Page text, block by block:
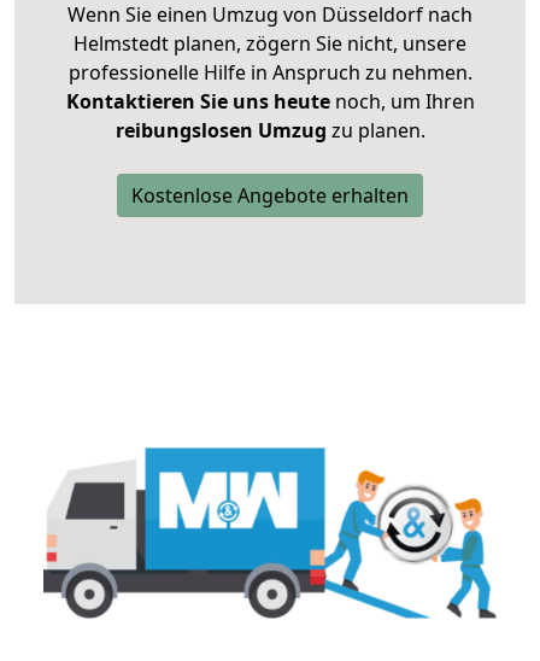
Wenn Sie einen Umzug von Düsseldorf nach
Helmstedt planen, zögern Sie nicht, unsere
professionelle Hilfe in Anspruch zu nehmen.
Kontaktieren Sie uns heutenoch, um Ihren
reibungslosen Umzug zu planen.
Kostenlose Angebote erhalten